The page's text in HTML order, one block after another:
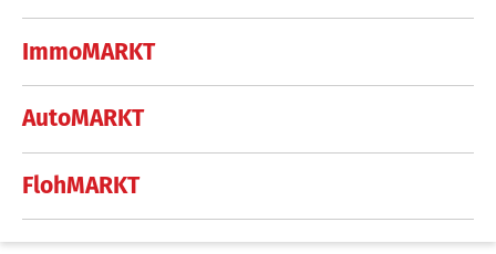
ImmoMARKT
AutoMARKT
FlohMARKT